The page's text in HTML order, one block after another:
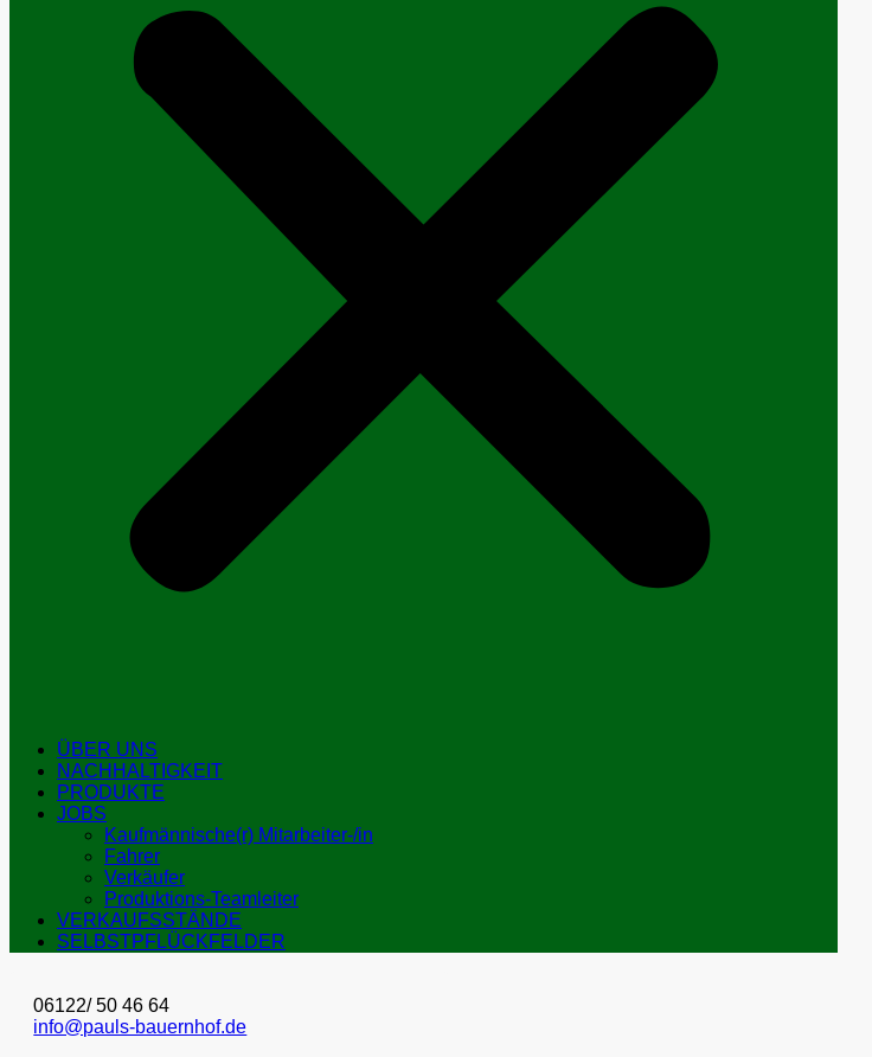
ÜBER UNS
NACHHALTIGKEIT
PRODUKTE
JOBS
Kaufmännische(r) Mitarbeiter-/in
Fahrer
Verkäufer
Produktions-Teamleiter
VERKAUFSSTÄNDE
SELBSTPFLÜCKFELDER
06122/ 50 46 64
info@pauls-bauernhof.de